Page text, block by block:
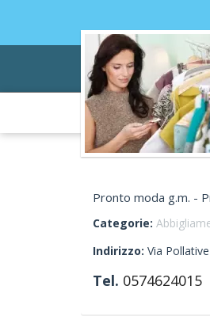
Pronto moda g.m. -
Categorie:
Indirizzo: Via
Tel. 0574624015